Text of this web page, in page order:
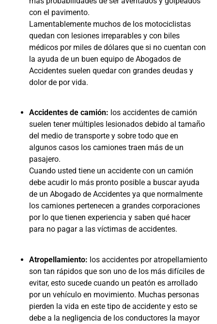
con el pavimento.
Lamentablemente muchos de los motociclistas
quedan con lesiones irreparables y con biles
médicos por miles de dólares que si no cuentan con
la ayuda de un buen equipo de Abogados de
Accidentes suelen quedar con grandes deudas y
dolor de por vida.
Accidentes de camión: los accidentes de camión
suelen tener múltiples lesionados debido al tamaño
del medio de transporte y sobre todo que en
algunos casos los camiones traen más de un
pasajero.
Cuando usted tiene un accidente con un camión
debe acudir lo más pronto posible a buscar ayuda
de un Abogado de Accidentes ya que normalmente
los camiones pertenecen a grandes corporaciones
por lo que tienen experiencia y saben qué hacer
para no pagar a las víctimas de accidentes.
Atropellamiento: los accidentes por atropellamiento
son tan rápidos que son uno de los más difíciles de
evitar, esto sucede cuando un peatón es arrollado
por un vehículo en movimiento. Muchas personas
pierden la vida en este tipo de accidente y esto se
debe a la negligencia de los conductores la mayor